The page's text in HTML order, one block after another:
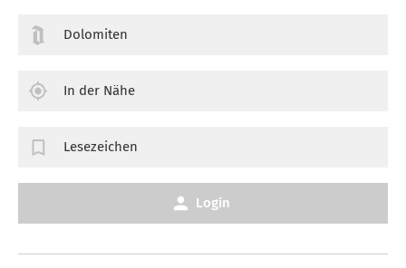
Dolomiten
In der Nähe
Lesezeichen
Login